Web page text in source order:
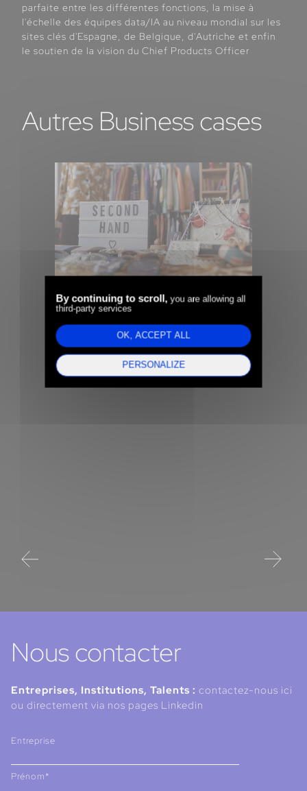
parfaite entre les différentes fonctions, la mise à
l'échelle des équipes data/IA au niveau mondial sur les
sites clés d'Espagne, de Belgique, d'Autriche et enfin
le soutien de la vision du Chief Products Officer
Autres Business cases
Transition - Un pricing
data-driven en scale-up —
+15 % de ventes en 6 mois.
Nous contacter
Entreprises, Institutions, Talents : contactez-nous ici
ou directement via nos pages Linkedin
Entreprise
Prénom*
By continuing to scroll, you are allowing all
third-party services
OK, ACCEPT ALL
PERSONALIZE